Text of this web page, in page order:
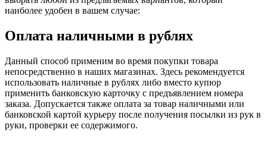
наиболее удобен в вашем случае:
Оплата наличными в рублях
Данный способ применим во время покупки товара
непосредственно в наших магазинах. Здесь рекомендуется
использовать наличные в рублях либо вместо купюр
применить банковскую карточку с предъявлением номера
заказа. Допускается также оплата за товар наличными или
банковской картой курьеру после получения посылки из рук в
руки, проверки ее содержимого.